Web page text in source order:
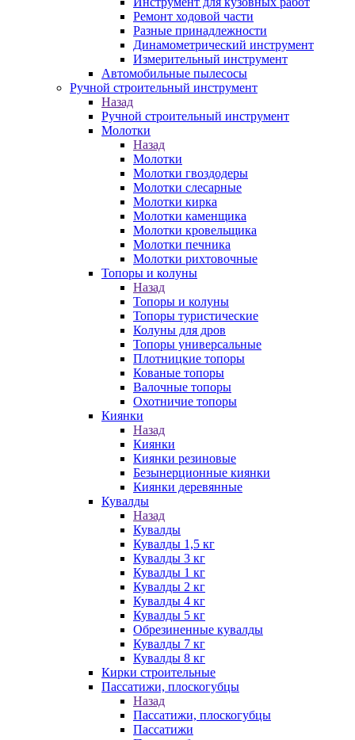
Ремонт ходовой части
Разные принадлежности
Динамометрический инструмент
Измерительный инструмент
Автомобильные пылесосы
Ручной строительный инструмент
Назад
Ручной строительный инструмент
Молотки
Назад
Молотки
Молотки гвоздодеры
Молотки слесарные
Молотки кирка
Молотки каменщика
Молотки кровельщика
Молотки печника
Молотки рихтовочные
Топоры и колуны
Назад
Топоры и колуны
Топоры туристические
Колуны для дров
Топоры универсальные
Плотницкие топоры
Кованые топоры
Валочные топоры
Охотничие топоры
Киянки
Назад
Киянки
Киянки резиновые
Безынерционные киянки
Киянки деревянные
Кувалды
Назад
Кувалды
Кувалды 1,5 кг
Кувалды 3 кг
Кувалды 1 кг
Кувалды 2 кг
Кувалды 4 кг
Кувалды 5 кг
Обрезиненные кувалды
Кувалды 7 кг
Кувалды 8 кг
Кирки строительные
Пассатижи, плоскогубцы
Назад
Пассатижи, плоскогубцы
Пассатижи